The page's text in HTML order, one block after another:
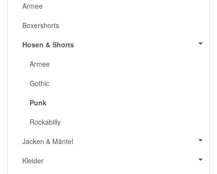
Armee
Boxershorts
Hosen & Shorts
Armee
Gothic
Punk
Rockabilly
Jacken & Mäntel
Kleider